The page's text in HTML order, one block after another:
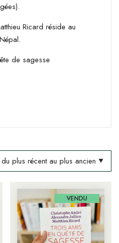
Ricard réside au
de sagesse
plus récent au plus ancien
VENDU